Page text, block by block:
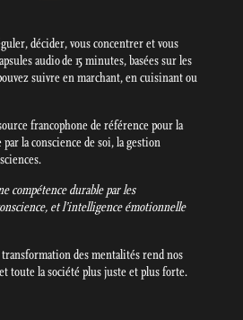
décider, vous concentrer et vous
audio de 15 minutes, basées sur les
suivre en marchant, en cuisinant ou
francophone de référence pour la
la conscience de soi, la gestion
compétence durable par les
et l’intelligence émotionnelle
des mentalités rend nos
toute la société plus juste et plus forte.